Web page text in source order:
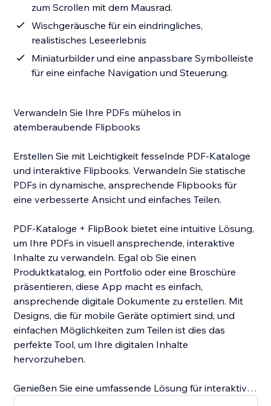
zum Scrollen mit dem Mausrad.
Wischgeräusche für ein eindringliches,
realistisches Leseerlebnis
Miniaturbilder und eine anpassbare Symbolleiste
für eine einfache Navigation und Steuerung.
Verwandeln Sie Ihre PDFs mühelos in
atemberaubende Flipbooks
Erstellen Sie mit Leichtigkeit fesselnde PDF-Kataloge
und interaktive Flipbooks. Verwandeln Sie statische
PDFs in dynamische, ansprechende Flipbooks für
eine verbesserte Ansicht und einfaches Teilen.
PDF-Kataloge + FlipBook bietet eine intuitive Lösung,
um Ihre PDFs in visuell ansprechende, interaktive
Inhalte zu verwandeln. Egal ob Sie einen
Produktkatalog, ein Portfolio oder eine Broschüre
präsentieren, diese App macht es einfach,
ansprechende digitale Dokumente zu erstellen. Mit
Designs, die für mobile Geräte optimiert sind, und
einfachen Möglichkeiten zum Teilen ist dies das
perfekte Tool, um Ihre digitalen Inhalte
hervorzuheben.
Genießen Sie eine umfassende Lösung für interaktive